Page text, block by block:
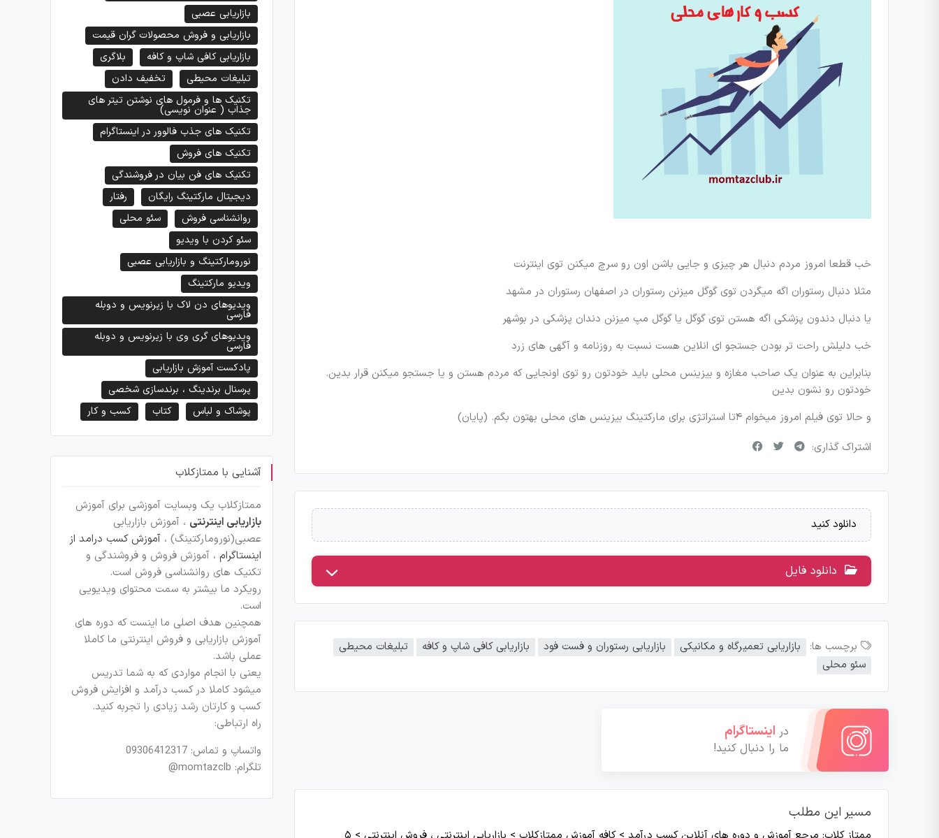
خب قطعا امروز مردم دنبال هر چیزی و جایی باشن اون رو سرچ میکنن توی اینترنت
مثلا دنبال رستوران اگه میگردن توی گوگل میزنن رستوران در اصفهان رستوران در مشهد
یا دنبال دندون پزشکی اگه هستن توی گوگل یا گوگل مپ میزنن دندان پزشکی در بوشهر
خب دلیلش راحت تر بودن جستجو ای انلاین هست نسبت به روزنامه و آگهی های زرد
بنابراین به عنوان یک صاحب مغازه و بیزینس محلی باید خودتون رو توی اونجایی که مردم هستن و یا جستجو میکنن قرار بدین.
خودتون رو نشون بدین
و حالا توی فیلم امروز میخوام ۴تا استراتژی برای مارکتینگ بیزینس های محلی بهتون بگم. (پایان)
اشتراک گذاری:
دانلود کنید
دانلود فایل
برچسب ها: بازاریابی تعمیرگاه و مکانیکی بازاریابی رستوران و فست فود بازاریابی کافی شاپ و کافه
تبلیغات محیطی
سئو محلی
در اینستاگرام
ما را دنبال کنید!
مسیر این مطلب
بازاریابی عصبی
بازاریابی و فروش محصولات گران قیمت
بازاریابی کافی شاپ و کافه
بلاگری
تبلیغات محیطی
تخفیف دادن
تکنیک ها و فرمول های نوشتن تیتر های
جذاب ( عنوان نویسی)
تکنیک های جذب فالوور در اینستاگرام
تکنیک های فروش
تکنیک های فن بیان در فروشندگی
دیجیتال مارکتینگ رایگان
رفتار
روانشناسی فروش
سئو محلی
سئو کردن با ویدیو
نورومارکتینگ و بازاریابی عصبی
ویدیو مارکتینگ
ویدیوهای دن لاک با زیرنویس و دوبله
فارسی
ویدیوهای گری وی با زیرنویس و دوبله
فارسی
پادکست آموزش بازاریابی
پرسنال برندینگ ، برندسازی شخصی
پوشاک و لباس
کتاب کسب و کار
آشنایی با ممتازکلاب
ممتازکلاب یک وبسایت آموزشی برای آموزش
بازاریابی اینترنتی ، آموزش بازاریابی
عصبی(نورومارکتینگ) ،آموزش کسب درامد از
اینستاگرام ، آموزش فروش و فروشندگی و
تکنیک های روانشناسی فروش است.
رویکرد ما بیشتر به سمت محتوای ویدیویی
است.
همچنین هدف اصلی ما اینست که دوره های
آموزش بازاریابی و فروش اینترنتی ما کاملا
عملی باشد.
یعنی با انجام مواردی که به شما تدریس
میشود کاملا در کسب درآمد و افزایش فروش
کسب و کارتان رشد زیادی را تجربه کنید.
راه ارتباطی:
واتساپ و تماس: 09306412317
تلگرام: momtazclb@